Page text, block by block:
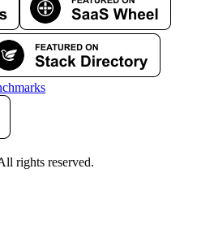
rights reserved.